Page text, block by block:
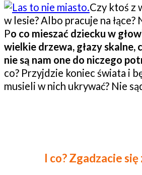
Czy ktoś z
w lesie? Albo pracuje na łące?
Po co mieszać dziecku w
wielkie drzewa, głazy skalne,
nie są nam one do niczego
co? Przyjdzie koniec świata i
musieli w nich ukrywać? Nie
I co? Zgadzacie się